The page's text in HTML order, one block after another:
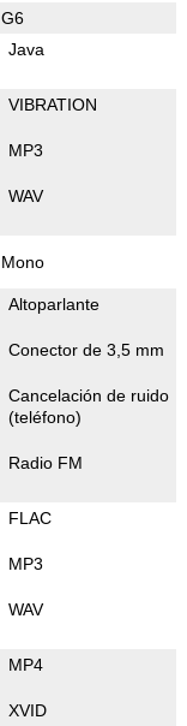
G6
Java
VIBRATION
MP3
WAV
Mono
Altoparlante
Conector de 3,5 mm
Cancelación de ruido
(teléfono)
Radio FM
FLAC
MP3
WAV
MP4
XVID